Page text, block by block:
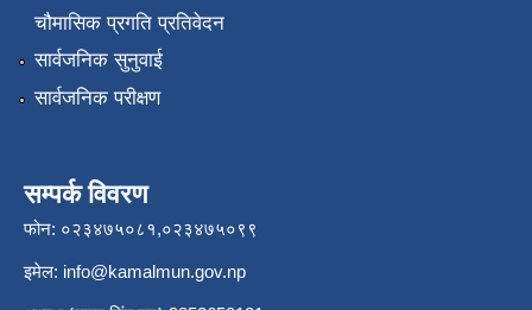
चौमासिक प्रगति प्रतिवेदन
सार्वजनिक सुनुवाई
सार्वजनिक परीक्षण
सम्पर्क विवरण
फोन: ०२३४७५०८१,०२३४७५०९९
इमेल: info@kamalmun.gov.np